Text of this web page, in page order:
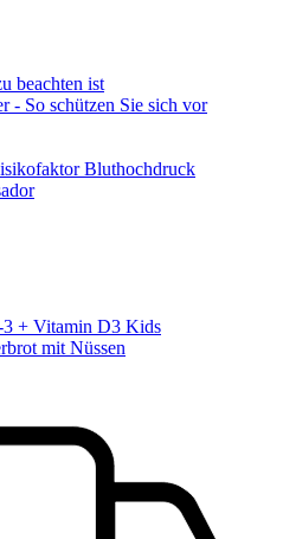
beachten ist
- So schützen Sie sich vor
Bluthochdruck
3 + Vitamin D3 Kids
mit Nüssen